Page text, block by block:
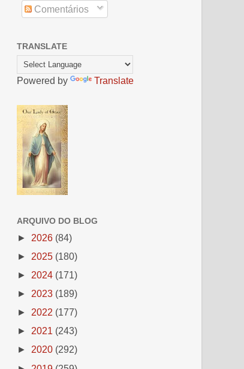
Comentários
TRANSLATE
Powered by Translate
ARQUIVO DO BLOG
► 2026 (84)
► 2025 (180)
► 2024 (171)
► 2023 (189)
► 2022 (177)
► 2021 (243)
► 2020 (292)